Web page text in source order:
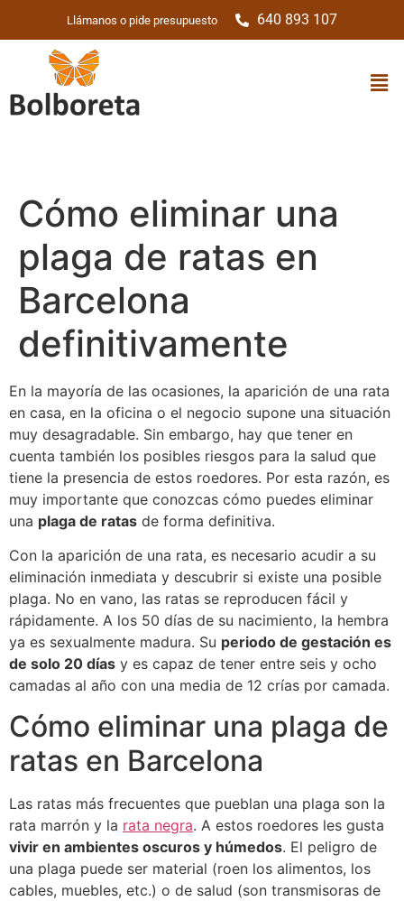
Llámanos o pide presupuesto 640 893 107
Cómo eliminar una
plaga de ratas en
Barcelona
definitivamente
En la mayoría de las ocasiones, la aparición de una rata
en casa, en la oficina o el negocio supone una situación
muy desagradable. Sin embargo, hay que tener en
cuenta también los posibles riesgos para la salud que
tiene la presencia de estos roedores. Por esta razón, es
muy importante que conozcas cómo puedes eliminar
una plaga de ratas de forma definitiva.
Con la aparición de una rata, es necesario acudir a su
eliminación inmediata y descubrir si existe una posible
plaga. No en vano, las ratas se reproducen fácil y
rápidamente. A los 50 días de su nacimiento, la hembra
ya es sexualmente madura. Su periodo de gestación es
de solo 20 días y es capaz de tener entre seis y ocho
camadas al año con una media de 12 crías por camada.
Cómo eliminar una plaga de
ratas en Barcelona
Las ratas más frecuentes que pueblan una plaga son la
rata marrón y la rata negra. A estos roedores les gusta
vivir en ambientes oscuros y húmedos. El peligro de
una plaga puede ser material (roen los alimentos, los
cables, muebles, etc.) o de salud (son transmisoras de